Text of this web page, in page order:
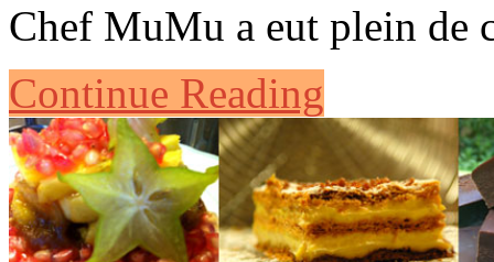
Chef MuMu a eut plein
Continue Reading